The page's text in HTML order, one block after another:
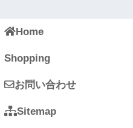
Home
Shopping
お問い合わせ
Sitemap